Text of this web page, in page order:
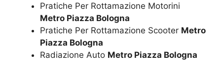
Pratiche Per Rottamazione Motorini
Metro Piazza Bologna
Pratiche Per Rottamazione Scooter Metro
Piazza Bologna
Radiazione Auto Metro Piazza Bologna